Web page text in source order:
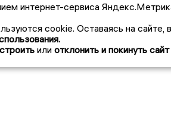
интернет-сервиса
cookie. Оставаясь на сайте,
или отклонить и покинуть сайт